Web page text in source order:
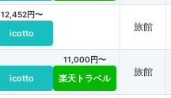
12,452円〜
icotto
旅館
icotto
11,000円〜
楽天トラベル
旅館